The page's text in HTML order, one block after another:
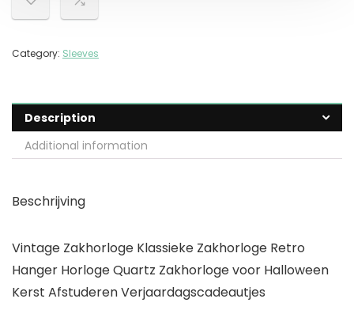
Category: Sleeves
Description
Additional information
Beschrijving
Vintage Zakhorloge Klassieke Zakhorloge Retro
Hanger Horloge Quartz Zakhorloge voor Halloween
Kerst Afstuderen Verjaardagscadeautjes